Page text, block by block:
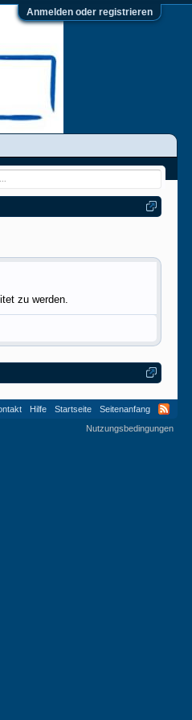
Anmelden oder registrieren
zu werden.
Hilfe Startseite
Seitenanfang
Nutzungsbedingungen